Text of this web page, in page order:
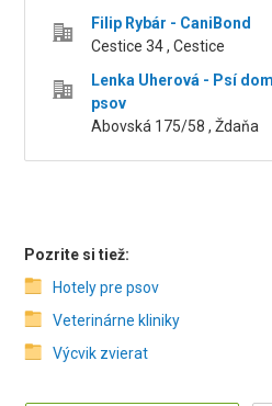
Filip Rybár - CaniBond
Cestice 34 , Cestice
Lenka Uherová - Psí
psov
Abovská 175/58 , Ždaňa
Pozrite si tiež:
Hotely pre psov
Veterinárne kliniky
Výcvik zvierat